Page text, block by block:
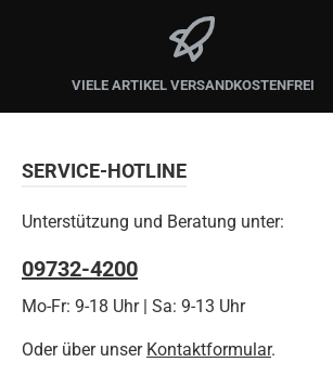
VIELE ARTIKEL VERSANDKOSTENFREI
SERVICE-HOTLINE
Unterstützung und Beratung unter:
09732-4200
Mo-Fr: 9-18 Uhr | Sa: 9-13 Uhr
Oder über unser Kontaktformular.